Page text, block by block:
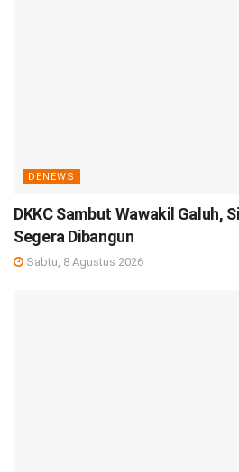
DENEWS
DKKC Sambut Wawakil Galuh,
Segera Dibangun
Sabtu, 8 Agustus 2026